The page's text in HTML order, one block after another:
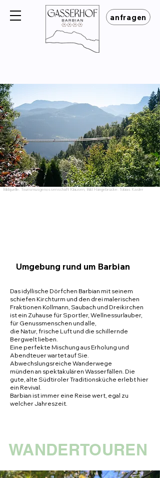
anfragen
Bildquelle: Tourismusgenossenschaft Klausen, Bild Hängebrücke: Tobias Kasler
Umgebung rund um Barbian
Das idyllische Dörfchen Barbian mit seinem
schiefen Kirchturm und den drei malerischen
Fraktionen Kollmann, Saubach und Dreikirchen
ist ein Zuhause für Sportler, Wellnessurlauber,
für Genussmenschen und alle,
die Natur, frische Luft und die schillernde
Bergwelt lieben.
Eine perfekte Mischung aus Erholung und
Abendteuer wartet auf Sie.
Abwechslungsreiche Wanderwege
münden an spektakulären Wasserfällen. Die
gute, alte Südtiroler Traditionsküche erlebt hier
ein Revival.
Barbian ist immer eine Reise wert, egal zu
welcher Jahreszeit.
WANDERTOUREN